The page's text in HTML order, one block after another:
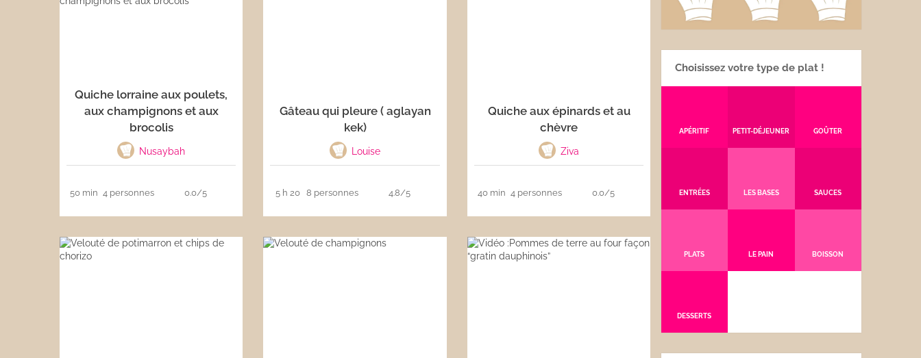
Quiche lorraine aux poulets,
aux champignons et aux
brocolis
Nusaybah
50 min 4 personnes 0.0/5
Gâteau qui pleure ( aglayan
kek)
Louise
5 h 20 8 personnes 4.8/5
Quiche aux épinards et au
chèvre
Ziva
40 min 4 personnes 0.0/5
Choisissez votre type de plat !
APÉRITIF PETIT-DÉJEUNER GOÛTER
ENTRÉES LES BASES SAUCES
PLATS LE PAIN BOISSON
DESSERTS